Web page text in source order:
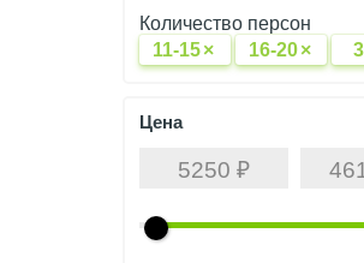
Количество персон
11-15× 16-20×
Цена